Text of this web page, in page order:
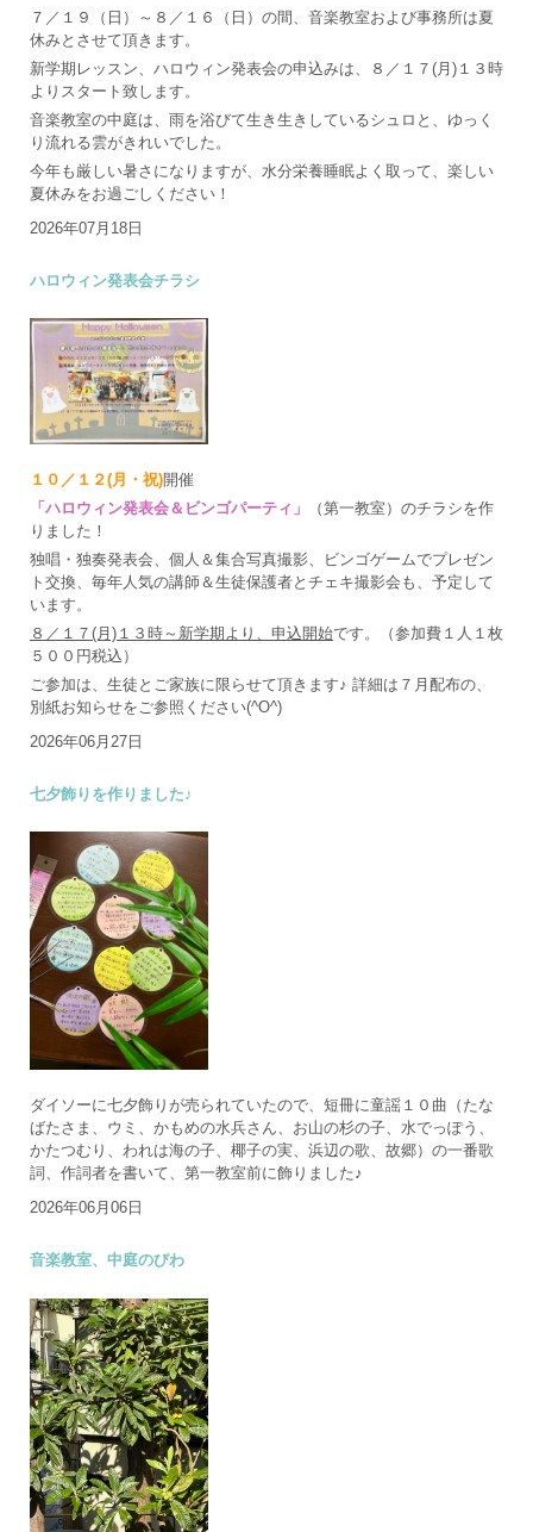
７／１９（日）～８／１６（日）の間、音楽教室および事務所は夏
休みとさせて頂きます。
新学期レッスン、ハロウィン発表会の申込みは、８／１７(月)１３時
よりスタート致します。
音楽教室の中庭は、雨を浴びて生き生きしているシュロと、ゆっく
り流れる雲がきれいでした。
今年も厳しい暑さになりますが、水分栄養睡眠よく取って、楽しい
夏休みをお過ごしください！
2026年07月18日
ハロウィン発表会チラシ
１０／１２(月・祝)開催
「ハロウィン発表会＆ビンゴパーティ」
（第一教室）のチラシを作
りました！
独唱・独奏発表会、個人＆集合写真撮影、ビンゴゲームでプレゼン
ト交換、毎年人気の講師＆生徒保護者とチェキ撮影会も、予定して
います。
８／１７(月)１３時～新学期より、申込開始です。（参加費１人１枚
５００円税込）
ご参加は、生徒とご家族に限らせて頂きます♪ 詳細は７月配布の、
別紙お知らせをご参照ください(^O^)
2026年06月27日
七夕飾りを作りました♪
ダイソーに七夕飾りが売られていたので、短冊に童謡１０曲（たな
ばたさま、ウミ、かもめの水兵さん、お山の杉の子、水でっぽう、
かたつむり、われは海の子、椰子の実、浜辺の歌、故郷）の一番歌
詞、作詞者を書いて、第一教室前に飾りました♪
2026年06月06日
音楽教室、中庭のびわ